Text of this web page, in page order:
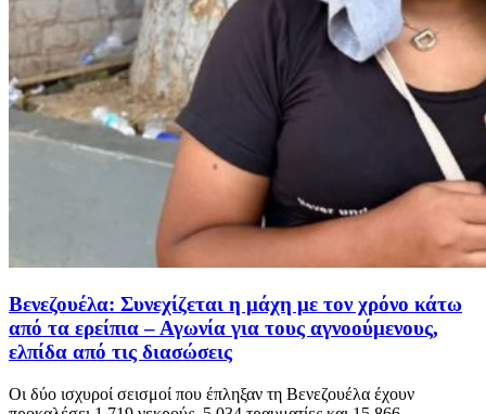
Βενεζουέλα: Συνεχίζεται η μάχη με τον χρόνο κάτω
από τα ερείπια – Αγωνία για τους αγνοούμενους,
ελπίδα από τις διασώσεις
Οι δύο ισχυροί σεισμοί που έπληξαν τη Βενεζουέλα έχουν